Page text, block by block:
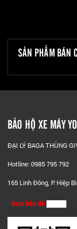
SẢN PHẨM BÁN
BẢO HỘ XE MÁY
ĐẠI LÝ BAGA THÙNG
Hotline: 0985 795 792
165 Linh Đông, P. Hiệp
Xem bản đồ